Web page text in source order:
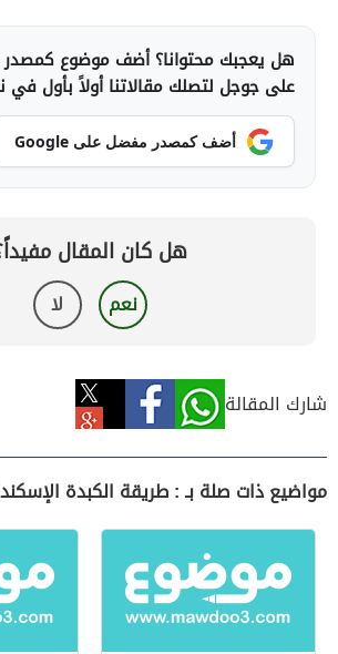
هل يعجبك محتوانا؟ أضف موضوع
على جوجل لتصلك مقالاتنا أولاً بأول في
أضف كمصدر مفضل على Google
هل كان المقال
نعم لا
شارك المقالة
مواضيع ذات صلة بـ : طريقة الكبدة